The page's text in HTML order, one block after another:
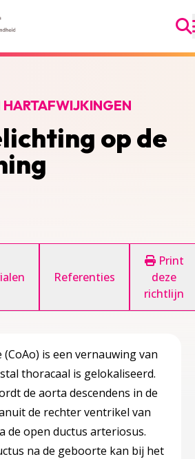
op de
Referenties
Print
deze
richtlijn
is een vernauwing van
thoracaal is gelokaliseerd.
de aorta descendens in de
de rechter ventrikel van
de open ductus arteriosus.
na de geboorte kan bij het